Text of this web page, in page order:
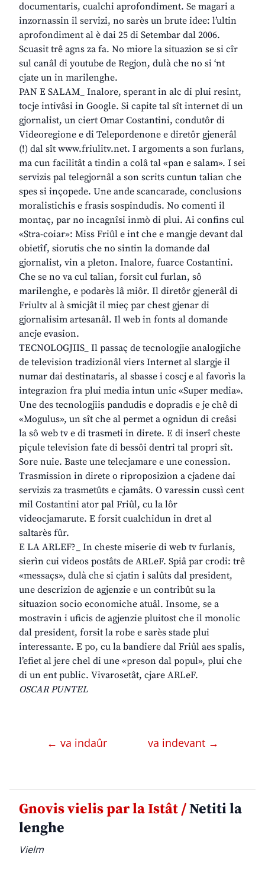
documentaris, cualchi aprofondiment. Se magari a
inzornassin il servizi, no sarès un brute idee: l’ultin
aprofondiment al è dai 25 di Setembar dal 2006.
Scuasit trê agns za fa. No miore la situazion se si cîr
sul canâl di youtube de Regjon, dulà che no si ‘nt
cjate un in marilenghe.
PAN E SALAM_ Inalore, sperant in alc di plui resint,
tocje intivâsi in Google. Si capite tal sît internet di un
gjornalist, un ciert Omar Costantini, condutôr di
Videoregione e di Telepordenone e diretôr gjenerâl
(!) dal sît www.friulitv.net. I argoments a son furlans,
ma cun facilitât a tindin a colâ tal «pan e salam». I sei
servizis pal telegjornâl a son scrits cuntun talian che
spes si inçopede. Une ande scancarade, conclusions
moralistichis e frasis sospindudis. No comenti il
montaç, par no incagnîsi inmò di plui. Ai confins cul
«Stra-coiar»: Miss Friûl e int che e mangje devant dal
obietîf, siorutis che no sintin la domande dal
gjornalist, vin a pleton. Inalore, fuarce Costantini.
Che se no va cul talian, forsit cul furlan, sô
marilenghe, e podarès lâ miôr. Il diretôr gjenerâl di
Friultv al à smicjât il mieç par chest gjenar di
gjornalisim artesanâl. Il web in fonts al domande
ancje evasion.
TECNOLOGJIIS_ Il passaç de tecnologjie analogjiche
de television tradizionâl viers Internet al slargje il
numar dai destinataris, al sbasse i coscj e al favorìs la
integrazion fra plui media intun unic «Super media».
Une des tecnologjiis pandudis e dopradis e je chê di
«Mogulus», un sît che al permet a ognidun di creâsi
la sô web tv e di trasmeti in direte. E di inserî cheste
piçule television fate di bessôi dentri tal propri sît.
Sore nuie. Baste une telecjamare e une conession.
Trasmission in direte o riproposizion a cjadene dai
servizis za trasmetûts e cjamâts. O varessin cussì cent
mil Costantini ator pal Friûl, cu la lôr
videocjamarute. E forsit cualchidun in dret al
saltarès fûr.
E LA ARLEF?_ In cheste miserie di web tv furlanis,
sierìn cui videos postâts de ARLeF. Spiâ par crodi: trê
«messaçs», dulà che si cjatin i salûts dal president,
une descrizion de agjenzie e un contribût su la
situazion socio economiche atuâl. Insome, se a
mostravin i uficis de agjenzie pluitost che il monolic
dal president, forsit la robe e sarès stade plui
interessante. E po, cu la bandiere dal Friûl aes spalis,
l’efiet al jere chel di une «preson dal popul», plui che
di un ent public. Vivarosetât, cjare ARLeF.
OSCAR PUNTEL
← va indaûr va indevant →
Gnovis vielis par la Istât /Netiti la
lenghe
Vielm